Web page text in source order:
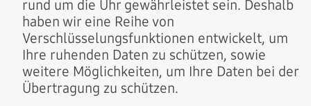
rund um die Uhr gewährleistet sein. Deshalb
haben wir eine Reihe von
Verschlüsselungsfunktionen entwickelt, um
Ihre ruhenden Daten zu schützen, sowie
weitere Möglichkeiten, um Ihre Daten bei der
Übertragung zu schützen.